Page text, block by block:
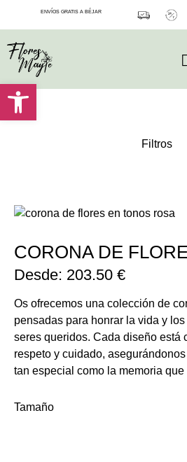
Abrir barra de
ENVÍOS GRATIS A BÉJAR
CORONA DE
Desde: 203.50 €
Os ofrecemos una colección de
pensadas para honrar la vida y
seres queridos. Cada diseño está
respeto y cuidado,
tan especial como la memoria que
Tamaño
Filtros